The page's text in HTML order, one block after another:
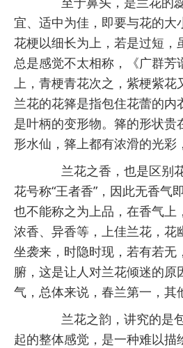
宜、适中为佳，即要与花的大
花梗以细长为上，若是过短，
总是感觉不太相称，《广群芳
上，青梗青花次之，紫梗紫花
兰花的花箨是指包住花蕾的内
是叶柄的变形物。箨的形状贵
形水仙，箨上都有浓滑的光彩
兰花之香，也是区别
花号称“王者香”，因此无香气
也不能称之为上品，在香气上
浓香、异香等，上佳兰花，花
坐袭来，时隐时现，若有若无
腑，这是让人对兰花倾迷的原
气，总体来说，春兰第一，其
兰花之韵，讲究的是
起的整体感觉，是一种难以描